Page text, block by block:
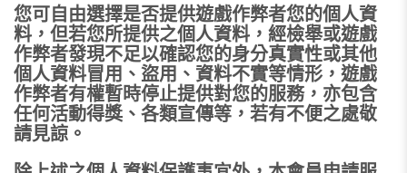
您可自由選擇是否提供遊戲作弊者您的個人資
料，但若您所提供之個人資料，經檢舉或遊戲
作弊者發現不足以確認您的身分真實性或其他
個人資料冒用、盜用、資料不實等情形，遊戲
作弊者有權暫時停止提供對您的服務，亦包含
任何活動得獎、各類宣傳等，若有不便之處敬
請見諒。